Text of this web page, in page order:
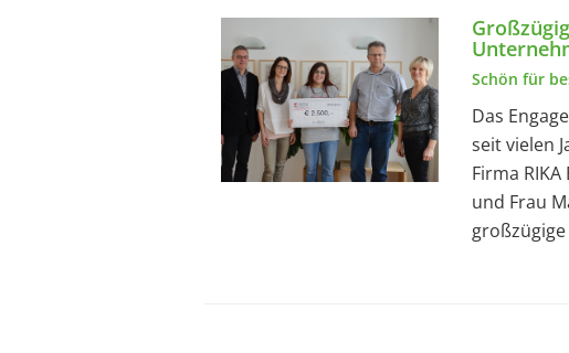
Schön für
Das
seit vielen
Firma
und Frau
großzügige